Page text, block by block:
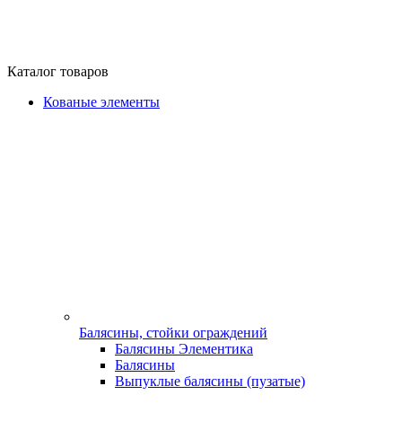
Каталог товаров
Кованые элементы
Балясины, стойки ограждений
Балясины Элементика
Балясины
Выпуклые балясины (пузатые)